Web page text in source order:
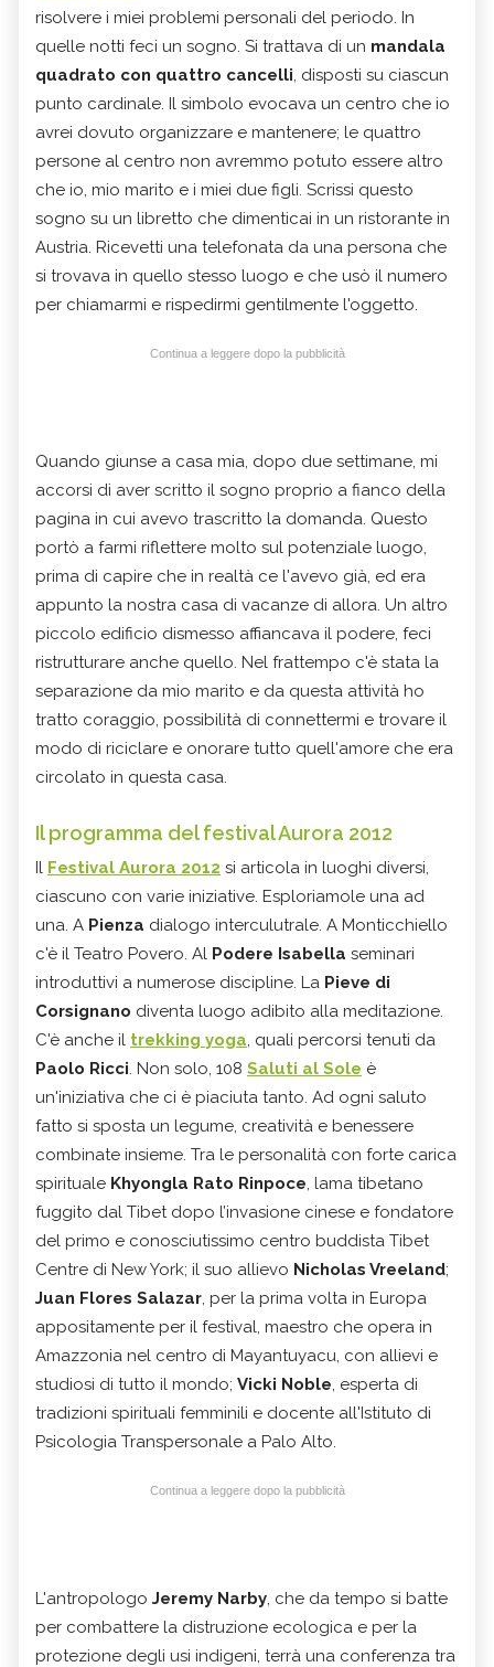
risolvere i miei problemi personali del periodo. In
quelle notti feci un sogno. Si trattava di un mandala
quadrato con quattro cancelli, disposti su ciascun
punto cardinale. Il simbolo evocava un centro che io
avrei dovuto organizzare e mantenere; le quattro
persone al centro non avremmo potuto essere altro
che io, mio marito e i miei due figli. Scrissi questo
sogno su un libretto che dimenticai in un ristorante in
Austria. Ricevetti una telefonata da una persona che
si trovava in quello stesso luogo e che usò il numero
per chiamarmi e rispedirmi gentilmente l'oggetto.
Continua a leggere dopo la pubblicità
Quando giunse a casa mia, dopo due settimane, mi
accorsi di aver scritto il sogno proprio a fianco della
pagina in cui avevo trascritto la domanda. Questo
portò a farmi riflettere molto sul potenziale luogo,
prima di capire che in realtà ce l'avevo già, ed era
appunto la nostra casa di vacanze di allora. Un altro
piccolo edificio dismesso affiancava il podere, feci
ristrutturare anche quello. Nel frattempo c'è stata la
separazione da mio marito e da questa attività ho
tratto coraggio, possibilità di connettermi e trovare il
modo di riciclare e onorare tutto quell'amore che era
circolato in questa casa.
Il programma del festival Aurora 2012
Il Festival Aurora 2012 si articola in luoghi diversi,
ciascuno con varie iniziative. Esploriamole una ad
una. A Pienza dialogo interculutrale. A Monticchiello
c'è il Teatro Povero. Al Podere Isabella seminari
introduttivi a numerose discipline. La Pieve di
Corsignano diventa luogo adibito alla meditazione.
C'è anche il trekking yoga, quali percorsi tenuti da
Paolo Ricci. Non solo, 108 Saluti al Sole è
un'iniziativa che ci è piaciuta tanto. Ad ogni saluto
fatto si sposta un legume, creatività e benessere
combinate insieme. Tra le personalità con forte carica
spirituale Khyongla Rato Rinpoce, lama tibetano
fuggito dal Tibet dopo l’invasione cinese e fondatore
del primo e conosciutissimo centro buddista Tibet
Centre di New York; il suo allievo Nicholas Vreeland;
Juan Flores Salazar, per la prima volta in Europa
appositamente per il festival, maestro che opera in
Amazzonia nel centro di Mayantuyacu, con allievi e
studiosi di tutto il mondo; Vicki Noble, esperta di
tradizioni spirituali femminili e docente all'Istituto di
Psicologia Transpersonale a Palo Alto.
Continua a leggere dopo la pubblicità
L'antropologo Jeremy Narby, che da tempo si batte
per combattere la distruzione ecologica e per la
protezione degli usi indigeni, terrà una conferenza tra